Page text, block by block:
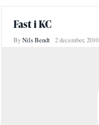
Fast i KC
ByNils Bendt 2 december, 2010